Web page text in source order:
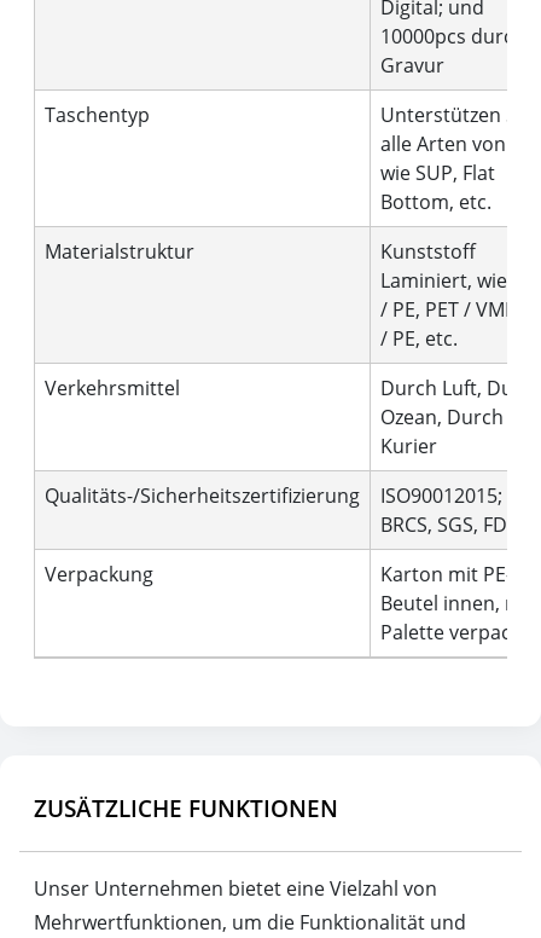
Digital; und
10000pcs durch
Gravur
Taschentyp
Unterstützen Sie
alle Arten von Stil
wie SUP, Flat
Bottom, etc.
Materialstruktur
Kunststoff
Laminiert, wie
/ PE, PET / VMPET
/ PE, etc.
Verkehrsmittel
Durch Luft,
Ozean, Durch
Kurier
Qualitäts-/Sicherheitszertifizierung
ISO90012015;
BRCS, SGS, FDA
Verpackung
Karton mit PE-
Beutel innen, mit
Palette verpackt
ZUSÄTZLICHE FUNKTIONEN
Unser Unternehmen bietet eine Vielzahl von
Mehrwertfunktionen, um die Funktionalität und